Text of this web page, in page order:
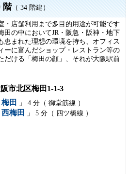
階（ 34 階建）
・店舗利用まで多目的用途が可能です
田の中においてJR・阪急・阪神・地下
恵まれた理想の環境を持ち、オフィス
ーに富んだショップ・レストラン等の
だける「梅田の顔」、それが大阪駅前
市北区梅田1-1-3
梅田
」 4 分（ 御堂筋線 ）
西梅田 」 5 分（ 四ツ橋線 ）